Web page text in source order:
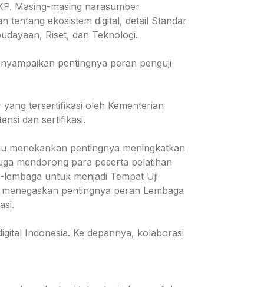
Masing-masing narasumber
tentang ekosistem digital, detail Standar
Riset, dan Teknologi.
pentingnya peran penguji
tersertifikasi oleh Kementerian
dan sertifikasi.
menekankan pentingnya meningkatkan
mendorong para peserta pelatihan
untuk menjadi Tempat Uji
pentingnya peran Lembaga
Indonesia. Ke depannya, kolaborasi